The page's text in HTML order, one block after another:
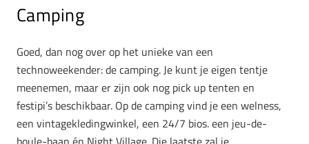
Camping
Goed, dan nog over op het unieke van een
technoweekender: de camping. Je kunt je eigen tentje
meenemen, maar er zijn ook nog pick up tenten en
festipi’s beschikbaar. Op de camping vind je een welness,
een vintagekledingwinkel, een 24/7 bios. een jeu-de-